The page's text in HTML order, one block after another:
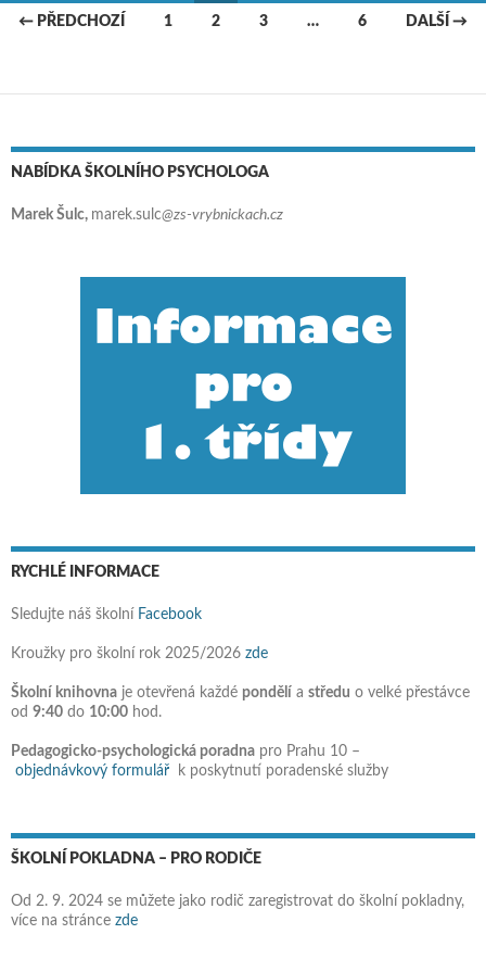
← PŘEDCHOZÍ 1 2 3 … 6 DALŠÍ →
NABÍDKA ŠKOLNÍHO PSYCHOLOGA
Marek Šulc, marek.sulc@zs-vrybnickach.cz
RYCHLÉ INFORMACE
Sledujte náš školní Facebook
Kroužky pro školní rok 2025/2026 zde
Školní knihovna je otevřená každé pondělí a středu o velké přestávce
od 9:40 do 10:00 hod.
Pedagogicko-psychologická poradna pro Prahu 10 –
objednávkový formulář k poskytnutí poradenské služby
ŠKOLNÍ POKLADNA – PRO RODIČE
Od 2. 9. 2024 se můžete jako rodič zaregistrovat do školní pokladny,
více na stránce zde